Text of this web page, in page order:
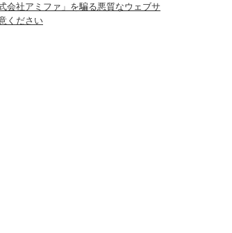
会社アミファ」を騙る悪質なウェブサ
ください